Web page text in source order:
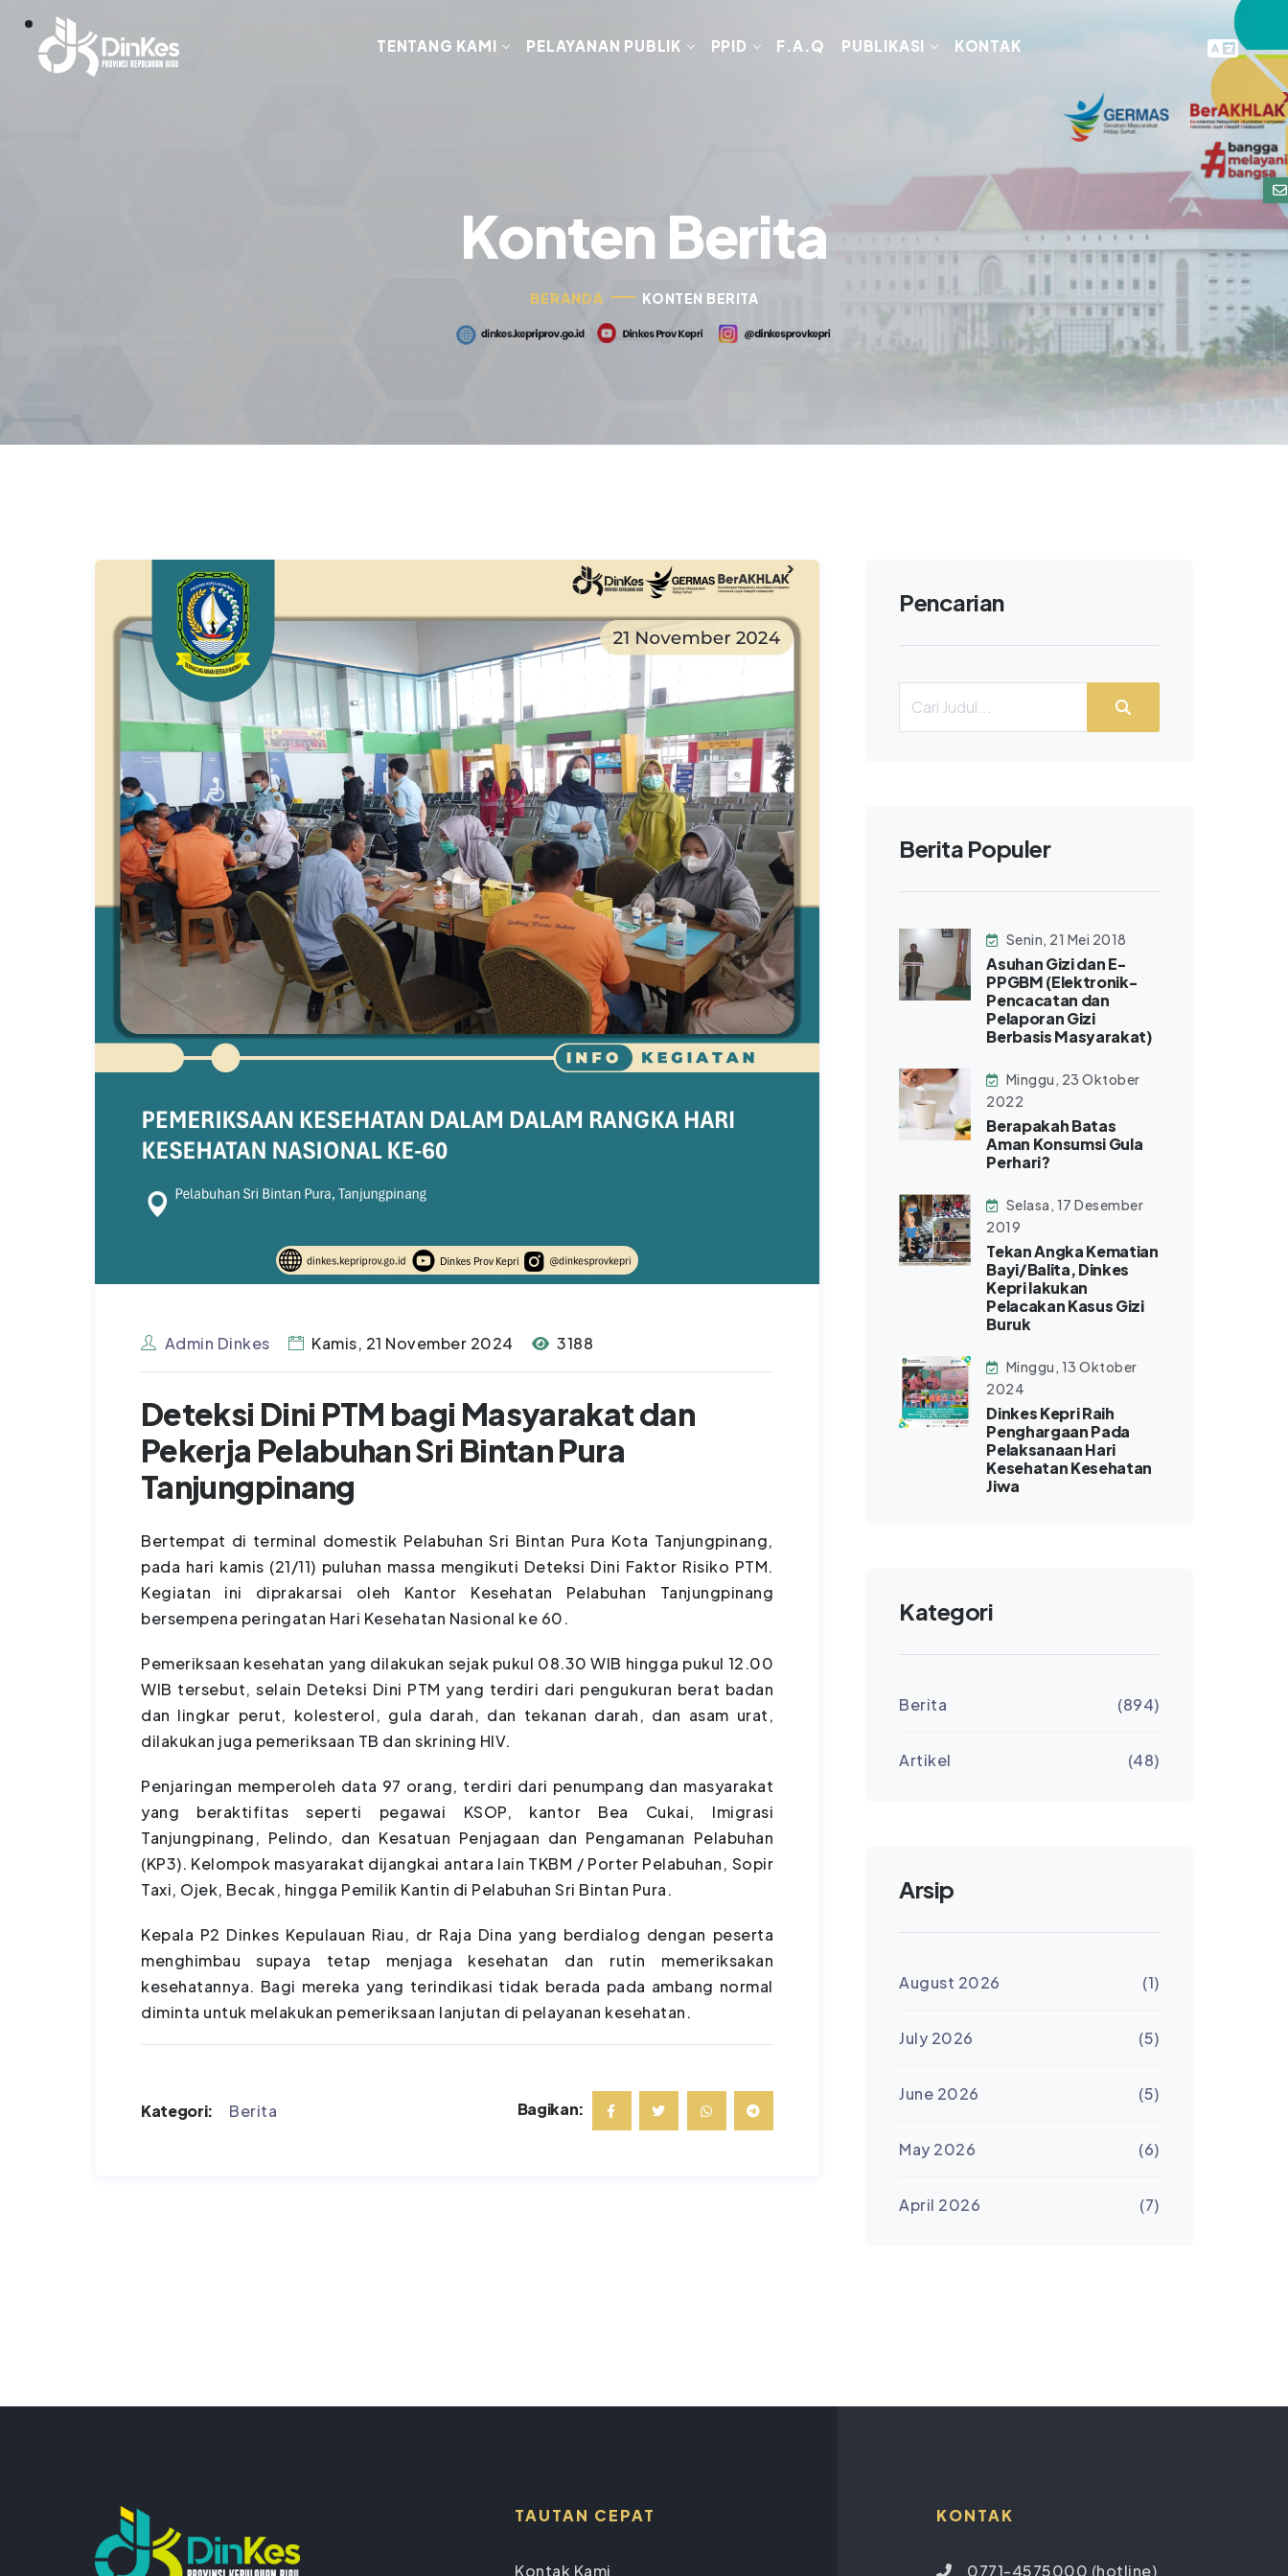
TENTANG KAMI PELAYANAN PUBLIK PPID F.A.Q PUBLIKASI KONTAK
Konten Berita
BERANDA KONTEN BERITA
Admin Dinkes Kamis, 21 November 2024 3188
Deteksi Dini PTM bagi Masyarakat dan
Pekerja Pelabuhan Sri Bintan Pura
Tanjungpinang
Bertempat di terminal domestik Pelabuhan Sri Bintan Pura Kota Tanjungpinang,
pada hari kamis (21/11) puluhan massa mengikuti Deteksi Dini Faktor Risiko PTM.
Kegiatan ini diprakarsai oleh Kantor Kesehatan Pelabuhan Tanjungpinang
bersempena peringatan Hari Kesehatan Nasional ke 60.
Pemeriksaan kesehatan yang dilakukan sejak pukul 08.30 WIB hingga pukul 12.00
WIB tersebut, selain Deteksi Dini PTM yang terdiri dari pengukuran berat badan
dan lingkar perut, kolesterol, gula darah, dan tekanan darah, dan asam urat,
dilakukan juga pemeriksaan TB dan skrining HIV.
Penjaringan memperoleh data 97 orang, terdiri dari penumpang dan masyarakat
yang beraktifitas seperti pegawai KSOP, kantor Bea Cukai, Imigrasi
Tanjungpinang, Pelindo, dan Kesatuan Penjagaan dan Pengamanan Pelabuhan
(KP3). Kelompok masyarakat dijangkai antara lain TKBM / Porter Pelabuhan, Sopir
Taxi, Ojek, Becak, hingga Pemilik Kantin di Pelabuhan Sri Bintan Pura.
Kepala P2 Dinkes Kepulauan Riau, dr Raja Dina yang berdialog dengan peserta
menghimbau supaya tetap menjaga kesehatan dan rutin memeriksakan
kesehatannya. Bagi mereka yang terindikasi tidak berada pada ambang normal
diminta untuk melakukan pemeriksaan lanjutan di pelayanan kesehatan.
Kategori: Berita Bagikan:
Pencarian
Berita Populer
Senin, 21 Mei 2018
Asuhan Gizi dan E-
PPGBM (Elektronik-
Pencacatan dan
Pelaporan Gizi
Berbasis Masyarakat)
Minggu, 23 Oktober
2022
Berapakah Batas
Aman Konsumsi Gula
Perhari?
Selasa, 17 Desember
2019
Tekan Angka Kematian
Bayi/Balita, Dinkes
Kepri lakukan
Pelacakan Kasus Gizi
Buruk
Minggu, 13 Oktober
2024
Dinkes Kepri Raih
Penghargaan Pada
Pelaksanaan Hari
Kesehatan Kesehatan
Jiwa
Kategori
Berita (894)
Artikel (48)
Arsip
August 2026 (1)
July 2026 (5)
June 2026 (5)
May 2026 (6)
April 2026 (7)
TAUTAN CEPAT
Kontak Kami
KONTAK
0771-4575000 (hotline)